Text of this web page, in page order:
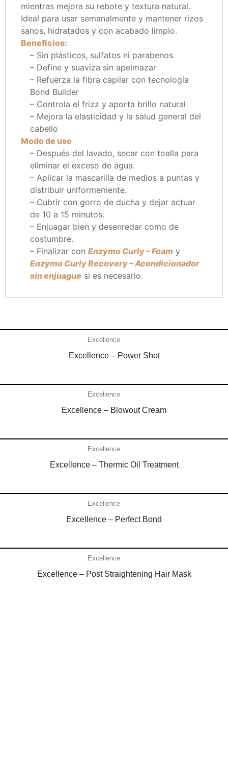
mientras mejora su rebote y textura natural.
Ideal para usar semanalmente y mantener rizos
sanos, hidratados y con acabado limpio.
Beneficios:
– Sin plásticos, sulfatos ni parabenos
– Define y suaviza sin apelmazar
– Refuerza la fibra capilar con tecnología
Bond Builder
– Controla el frizz y aporta brillo natural
– Mejora la elasticidad y la salud general del
cabello
Modo de uso
– Después del lavado, secar con toalla para
eliminar el exceso de agua.
– Aplicar la mascarilla de medios a puntas y
distribuir uniformemente.
– Cubrir con gorro de ducha y dejar actuar
de 10 a 15 minutos.
– Enjuagar bien y desenredar como de
costumbre.
– Finalizar con Enzymo Curly – Foam y
Enzymo Curly Recovery – Acondicionador
sin enjuague si es necesario.
Excellence
Excellence – Power Shot
Excellence
Excellence – Blowout Cream
Excellence
Excellence – Thermic Oil Treatment
Excellence
Excellence – Perfect Bond
Excellence
Excellence – Post Straightening Hair Mask